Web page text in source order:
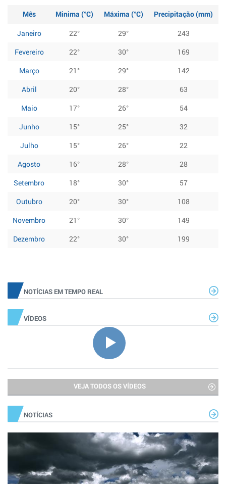
Mês Minima (°C) Máxima (°C)
Precipitação (mm)
Janeiro
22° 29°
243
Fevereiro
22° 30°
169
Março
21° 29°
142
Abril
20° 28°
63
Maio
17° 26°
54
Junho
15° 25°
32
Julho
15° 26°
22
Agosto
16° 28°
28
Setembro
18° 30°
57
Outubro
20° 30°
108
Novembro
21° 30°
149
Dezembro
22° 30° 199
NOTÍCIAS EM TEMPO REAL
VÍDEOS
VEJA TODOS OS VÍDEOS
NOTÍCIAS